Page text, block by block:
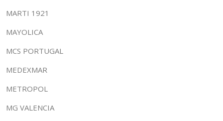
MARTI 1921
MAYOLICA
MCS PORTUGAL
MEDEXMAR
METROPOL
MG VALENCIA